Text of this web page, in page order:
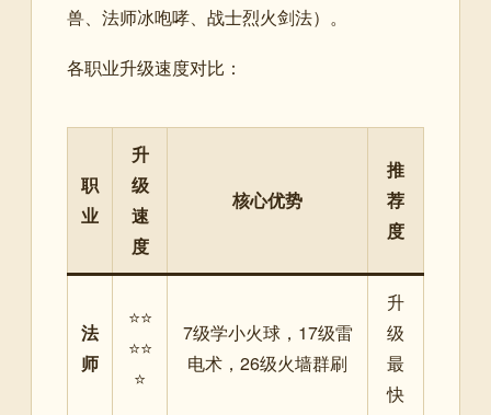
兽、法师冰咆哮、战士烈火剑法）。
各职业升级速度对比：
职
业
升
级
速
度
核心优势
推
荐
度
法
师
⭐⭐
⭐⭐
⭐
7级学小火球，17级雷
电术，26级火墙群刷
升
级
最
快